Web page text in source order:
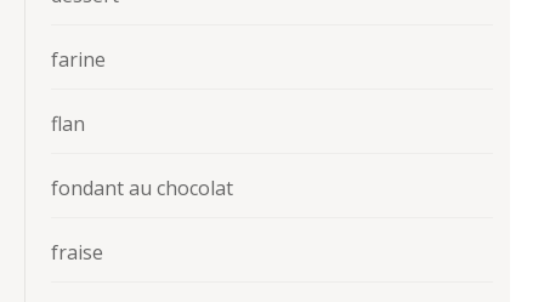
farine
flan
fondant au chocolat
fraise